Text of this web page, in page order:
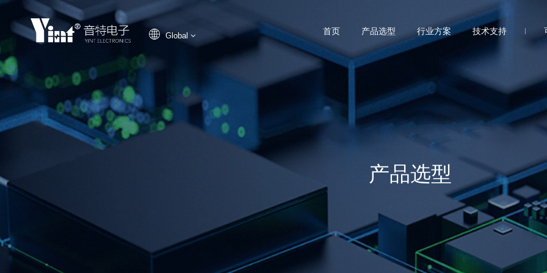
Global 首页 产品选型 行业方案 技术支持
产品选型